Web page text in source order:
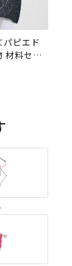
パピエド
材料セッ